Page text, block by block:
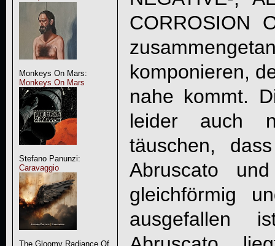
Monkeys On Mars:
Monkeys On Mars
Stefano Panunzi:
Caravaggio
The Gloomy Radiance Of
CORROSION
komponieren,
nahe kommt.
leider auch
täuschen,
Abruscato
gleichförmig
ausgefallen